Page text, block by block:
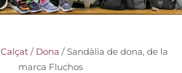
Calçat / Dona / Sandàlia de dona, de la
marca Fluchos